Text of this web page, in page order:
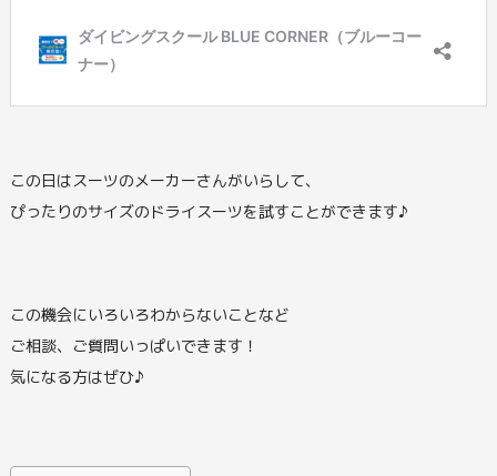
この日はスーツのメーカーさんがいらして、
ぴったりのサイズのドライスーツを試すことができます♪
この機会にいろいろわからないことなど
ご相談、ご質問いっぱいできます！
気になる方はぜひ♪